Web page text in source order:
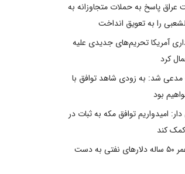
عراق پاسخ به حملات متجاوزانه به
را به تعویق انداخت
آمریکا تحریم‌های جدیدی علیه
کرد
شد: به زودی شاهد توافق با
بود
امیدواریم توافق مکه به ثبات در
کند
پایان عمر ۵۰ ساله دلارهای نفتی به دست